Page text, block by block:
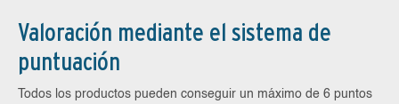
Valoración mediante el sistema de
puntuación
Todos los productos pueden conseguir un máximo de 6 puntos